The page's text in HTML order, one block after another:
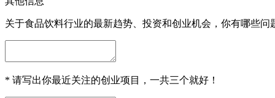
关于食品饮料行业的最新趋势、投资和创业机会，你有哪些问
* 请写出你最近关注的创业项目，一共三个就好！